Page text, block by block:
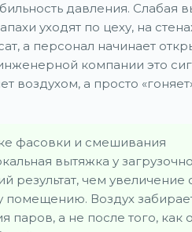
давления. Слабая
уходят по цеху, на
а персонал начинает
компании это
воздухом, а просто
фасовки и смешивания
вытяжка у
результат, чем
помещению. Воздух
паров, а не после того, как